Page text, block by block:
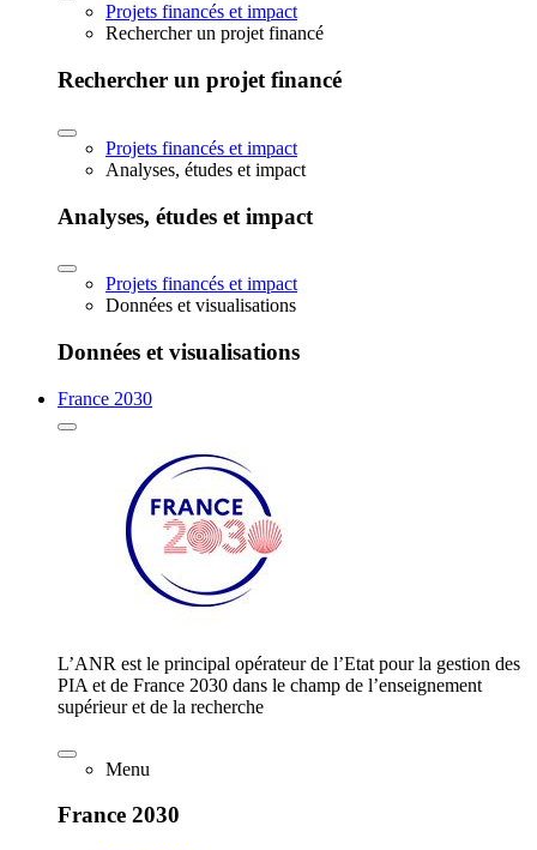
Projets financés et impact
Rechercher un projet financé
Rechercher un projet financé
Projets financés et impact
Analyses, études et impact
Analyses, études et impact
Projets financés et impact
Données et visualisations
Données et visualisations
France 2030
L’ANR est le principal opérateur de l’Etat pour la gestion des
PIA et de France 2030 dans le champ de l’enseignement
supérieur et de la recherche
Menu
France 2030